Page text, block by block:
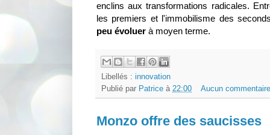
enclins aux transformations radicales.
les premiers et l'immobilisme des
peu évoluer à moyen terme.
Libellés : innovation
Publié par Patrice à 22:00 Aucun
Monzo offre des saucisses